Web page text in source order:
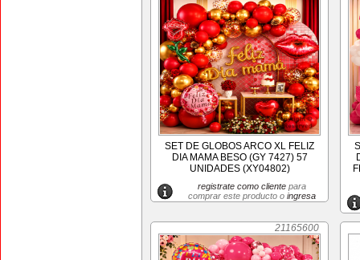
SET DE GLOBOS ARCO XL FELIZ
DIA MAMA BESO (GY 7427) 57
UNIDADES (XY04802)
registrate como clientepara
comprar este producto o ingresa
21165600